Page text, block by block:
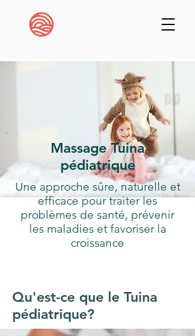
Massage Tuina
pédiatrique
Une approche sûre, naturelle et
efficace pour traiter les
problèmes de santé, prévenir
les maladies et favoriser la
croissance
Qu'est-ce que le Tuina
pédiatrique?